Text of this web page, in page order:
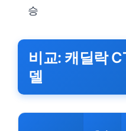
승
비교: 캐딜락
델